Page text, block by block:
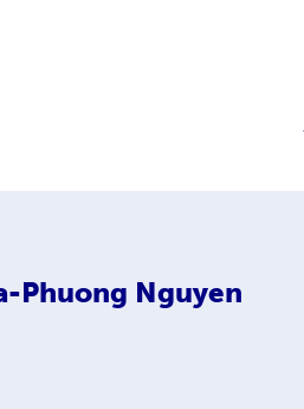
Phuong Nguyen